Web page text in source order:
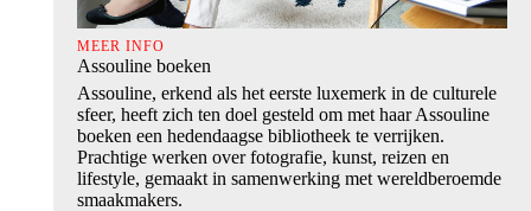
MEER INFO
Assouline boeken
Assouline, erkend als het eerste luxemerk in de culturele
sfeer, heeft zich ten doel gesteld om met haar Assouline
boeken een hedendaagse bibliotheek te verrijken.
Prachtige werken over fotografie, kunst, reizen en
lifestyle, gemaakt in samenwerking met wereldberoemde
smaakmakers.